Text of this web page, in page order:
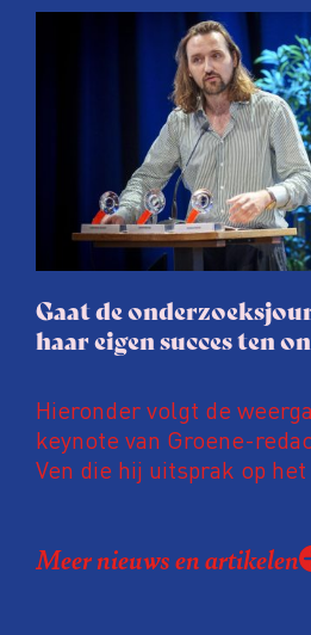
afgelopen twee jaar te
juridische dreiging of
procedure rond het
journalisten tijd, ook
soms worden publicaties
gaat de hele publicatie
Gaat de
haar eigen succes ten
Hieronder volgt de
keynote van Groene-
Ven die hij uitsprak op
Coen uit zijn zorgen over
de macht, de pers en het
Meer nieuws en artikelen